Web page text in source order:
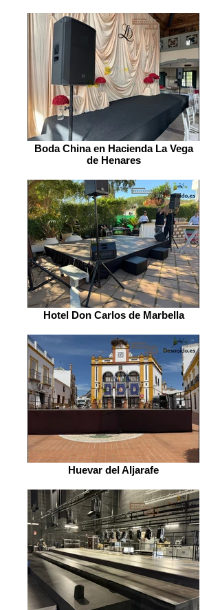
Boda China en Hacienda La Vega
de Henares
Hotel Don Carlos de Marbella
Huevar del Aljarafe